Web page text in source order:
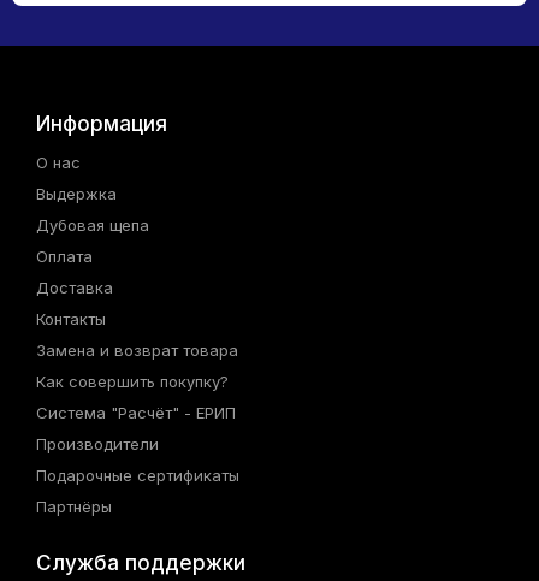
Информация
О нас
Выдержка
Дубовая щепа
Оплата
Доставка
Контакты
Замена и возврат товара
Как совершить покупку?
Система "Расчёт" - ЕРИП
Производители
Подарочные сертификаты
Партнёры
Служба поддержки